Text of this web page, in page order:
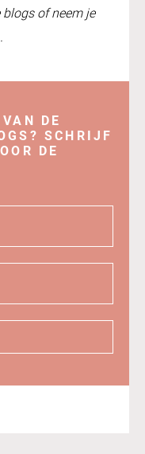
blogs of neem je
DE
SCHRIJF
DE